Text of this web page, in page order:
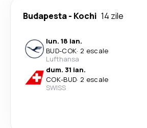
Budapesta- Kochi 14 zile
lun. 18 ian.
BUD-COK· 2 escale
Lufthansa
dum. 31 ian.
COK-BUD· 2 escale
SWISS